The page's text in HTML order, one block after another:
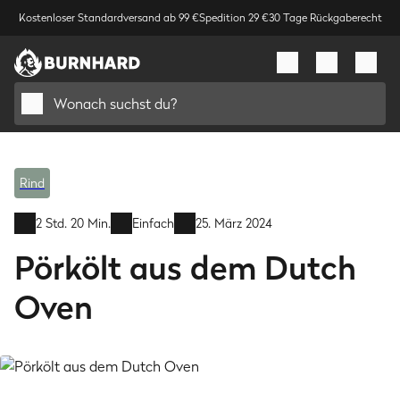
Kostenloser Standardversand ab 99 €Spedition 29 €30 Tage Rückgaberecht
Wonach suchst du?
Rind
2 Std. 20 Min. Einfach 25. März 2024
Pörkölt aus dem Dutch
Oven